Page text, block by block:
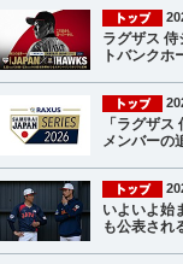
ラグザス
トバンク
「ラグザ
メンバーの
いよいよ始
も公表され